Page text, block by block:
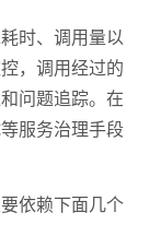
时、调用量以
，调用经过的
问题追踪。在
服务治理手段
依赖下面几个